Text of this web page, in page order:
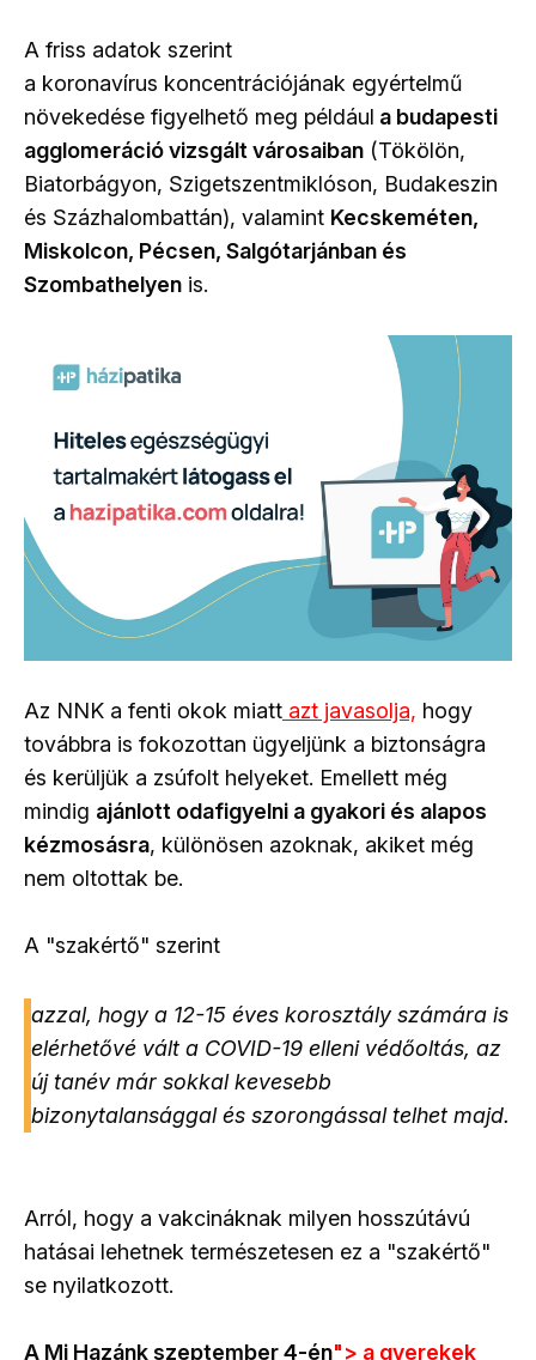
A friss adatok szerint
a koronavírus koncentrációjának egyértelmű
növekedése figyelhető meg például a budapesti
agglomeráció vizsgált városaiban (Tökölön,
Biatorbágyon, Szigetszentmiklóson, Budakeszin
és Százhalombattán), valamint Kecskeméten,
Miskolcon, Pécsen, Salgótarjánban és
Szombathelyen is.
Az NNK a fenti okok miatt azt javasolja, hogy
továbbra is fokozottan ügyeljünk a biztonságra
és kerüljük a zsúfolt helyeket. Emellett még
mindig ajánlott odafigyelni a gyakori és alapos
kézmosásra, különösen azoknak, akiket még
nem oltottak be.
A "szakértő" szerint
azzal, hogy a 12-15 éves korosztály számára is
elérhetővé vált a COVID-19 elleni védőoltás, az
új tanév már sokkal kevesebb
bizonytalansággal és szorongással telhet majd.
Arról, hogy a vakcináknak milyen hosszútávú
hatásai lehetnek természetesen ez a "szakértő"
se nyilatkozott.
A Mi Hazánk szeptember 4-én"> a gyerekek